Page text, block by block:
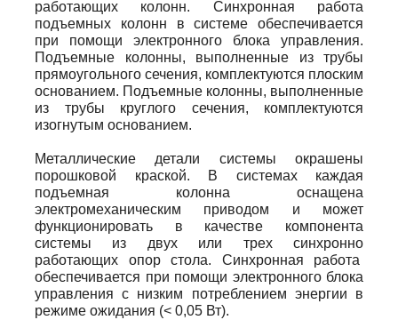
работающих колонн. Синхронная работа
подъемных колонн в системе обеспечивается
при помощи электронного блока управления.
Подъемные колонны, выполненные из трубы
прямоугольного сечения, комплектуются плоским
основанием. Подъемные колонны, выполненные
из трубы круглого сечения, комплектуются
изогнутым основанием.
Металлические детали системы окрашены
порошковой краской. В системах каждая
подъемная колонна оснащена
электромеханическим приводом и может
функционировать в качестве компонента
системы из двух или трех синхронно
работающих опор стола. Синхронная работа
обеспечивается при помощи электронного блока
управления с низким потреблением энергии в
режиме ожидания (< 0,05 Вт).